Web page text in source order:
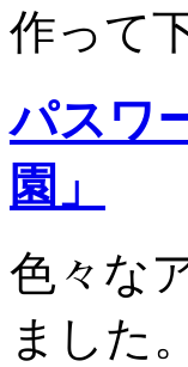
作って
パスワ
園」
色々な
ました